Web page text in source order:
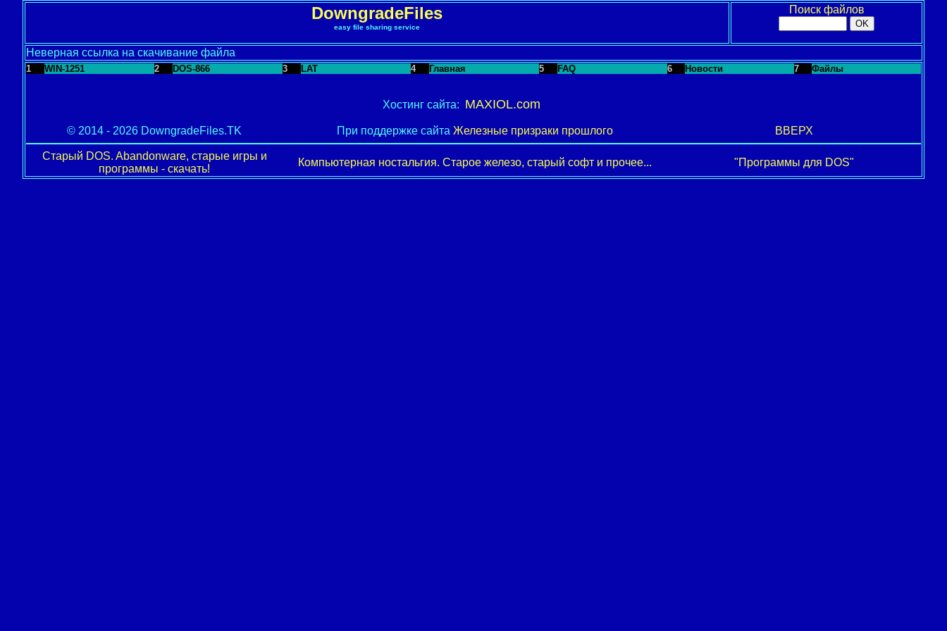
DowngradeFiles
easy file sharing service
Поиск файлов
Неверная ссылка на скачивание файла
1 WIN-1251 2 DOS-866 3 LAT 4 Главная 5 FAQ 6 Новости 7 Файлы
Хостинг сайта: MAXIOL.com
© 2014 - 2026 DowngradeFiles.TK При поддержке сайта Железные призраки прошлого ВВЕРХ
Старый DOS. Abandonware, старые игры и
программы - скачать!
Компьютерная ностальгия. Старое железо, старый софт и прочее... "Программы для DOS"